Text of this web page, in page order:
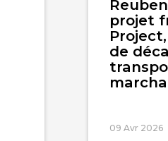
projet
de
09 Avr 2026